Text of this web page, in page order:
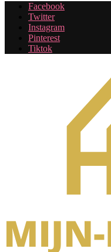
Facebook
Twitter
Instagram
Pinterest
Tiktok